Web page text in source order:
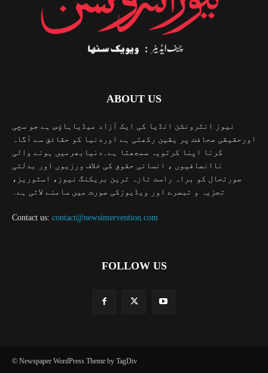
ABOUT US
نیوز انٹرونشن انڈیا کی ایک آزاد میڈیاہاؤس ہے جو سچی
اورحقیقی صحافت پر یقین رکھتی ہے اوردنیا کو حقائق سے آگاہ
کرنا اپنا کرتویہ سمجھتا ہے۔دنیابھرمیں ہونے والی
ناانصافیوں ، انسانی حقوق کی خلاف ورزیوں اور بدلتی
صورتحال کو براہ راست تازہ ترین بریکنگ نیوز، اسٹوریز،
تجزیہ و تبصرے اور ویڈیوزکی صورت میں سامنے لاتی ہے۔
Contact us: contact@newsintervention.com
FOLLOW US
© Newspaper WordPress Theme by TagDiv